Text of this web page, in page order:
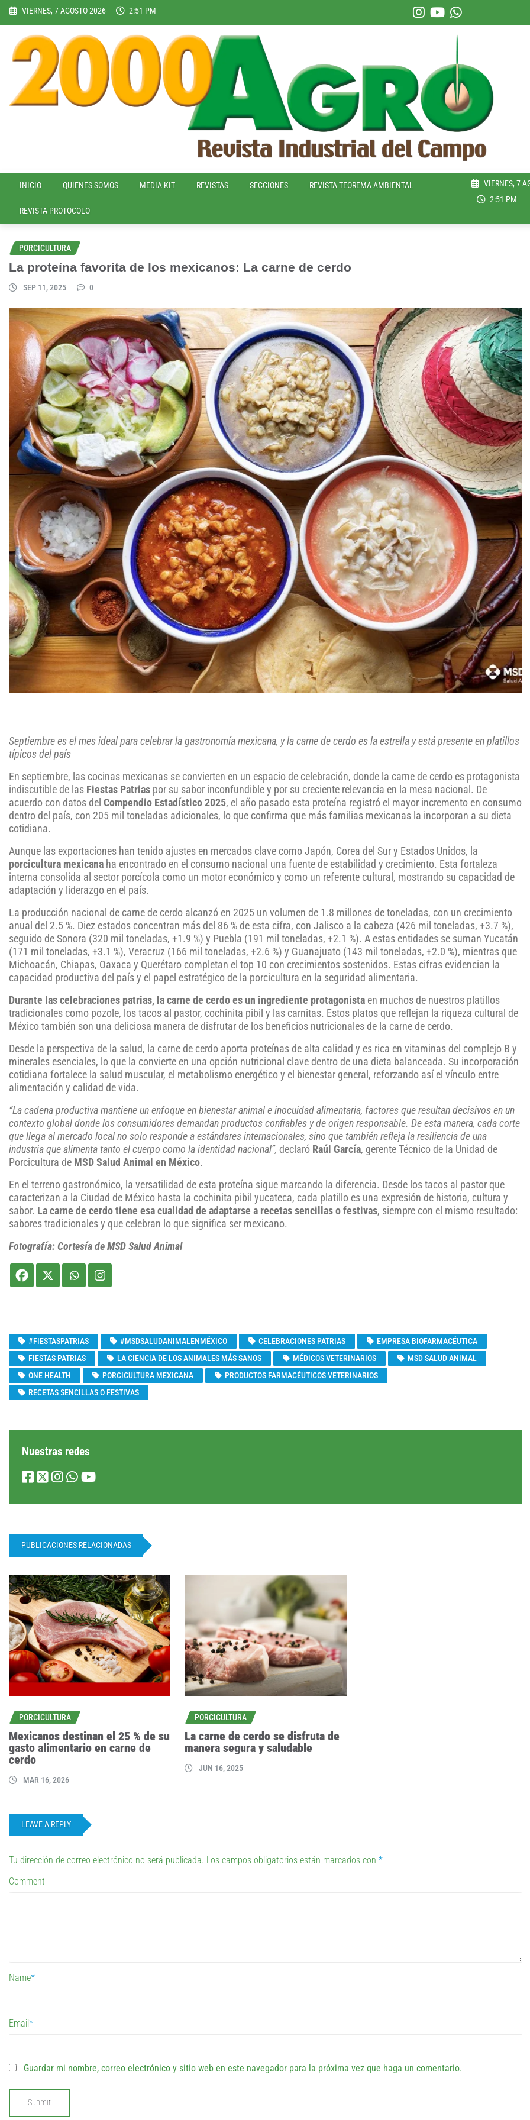
Skip
content
VIERNES, 7 AGOSTO 2026 2:51 PM
INICIO QUIENES SOMOS MEDIA KIT REVISTAS SECCIONES REVISTA TEOREMA AMBIENTAL
REVISTA PROTOCOLO
VIERNES, 7
2:51 PM
PORCICULTURA
La proteína favorita de los mexicanos: La carne de cerdo
SEP 11, 2025 0
Septiembre es el mes ideal para celebrar la gastronomía mexicana, y la carne de cerdo es la estrella y está presente en platillos
típicos del país
En septiembre, las cocinas mexicanas se convierten en un espacio de celebración, donde la carne de cerdo es protagonista
indiscutible de las Fiestas Patrias por su sabor inconfundible y por su creciente relevancia en la mesa nacional. De
acuerdo con datos del Compendio Estadístico 2025, el año pasado esta proteína registró el mayor incremento en consumo
dentro del país, con 205 mil toneladas adicionales, lo que confirma que más familias mexicanas la incorporan a su dieta
cotidiana.
Aunque las exportaciones han tenido ajustes en mercados clave como Japón, Corea del Sur y Estados Unidos, la
porcicultura mexicana ha encontrado en el consumo nacional una fuente de estabilidad y crecimiento. Esta fortaleza
interna consolida al sector porcícola como un motor económico y como un referente cultural, mostrando su capacidad de
adaptación y liderazgo en el país.
La producción nacional de carne de cerdo alcanzó en 2025 un volumen de 1.8 millones de toneladas, con un crecimiento
anual del 2.5 %. Diez estados concentran más del 86 % de esta cifra, con Jalisco a la cabeza (426 mil toneladas, +3.7 %),
seguido de Sonora (320 mil toneladas, +1.9 %) y Puebla (191 mil toneladas, +2.1 %). A estas entidades se suman Yucatán
(171 mil toneladas, +3.1 %), Veracruz (166 mil toneladas, +2.6 %) y Guanajuato (143 mil toneladas, +2.0 %), mientras que
Michoacán, Chiapas, Oaxaca y Querétaro completan el top 10 con crecimientos sostenidos. Estas cifras evidencian la
capacidad productiva del país y el papel estratégico de la porcicultura en la seguridad alimentaria.
Durante las celebraciones patrias, la carne de cerdo es un ingrediente protagonista en muchos de nuestros platillos
tradicionales como pozole, los tacos al pastor, cochinita pibil y las carnitas. Estos platos que reflejan la riqueza cultural de
México también son una deliciosa manera de disfrutar de los beneficios nutricionales de la carne de cerdo.
Desde la perspectiva de la salud, la carne de cerdo aporta proteínas de alta calidad y es rica en vitaminas del complejo B y
minerales esenciales, lo que la convierte en una opción nutricional clave dentro de una dieta balanceada. Su incorporación
cotidiana fortalece la salud muscular, el metabolismo energético y el bienestar general, reforzando así el vínculo entre
alimentación y calidad de vida.
“La cadena productiva mantiene un enfoque en bienestar animal e inocuidad alimentaria, factores que resultan decisivos en un
contexto global donde los consumidores demandan productos confiables y de origen responsable. De esta manera, cada corte
que llega al mercado local no solo responde a estándares internacionales, sino que también refleja la resiliencia de una
industria que alimenta tanto el cuerpo como la identidad nacional”, declaró Raúl García, gerente Técnico de la Unidad de
Porcicultura de MSD Salud Animal en México.
En el terreno gastronómico, la versatilidad de esta proteína sigue marcando la diferencia. Desde los tacos al pastor que
caracterizan a la Ciudad de México hasta la cochinita pibil yucateca, cada platillo es una expresión de historia, cultura y
sabor. La carne de cerdo tiene esa cualidad de adaptarse a recetas sencillas o festivas, siempre con el mismo resultado:
sabores tradicionales y que celebran lo que significa ser mexicano.
Fotografía: Cortesía de MSD Salud Animal
#FIESTASPATRIAS #MSDSALUDANIMALENMÉXICO CELEBRACIONES PATRIAS
EMPRESA BIOFARMACÉUTICA
FIESTAS PATRIAS
LA CIENCIA DE LOS ANIMALES MÁS SANOS MÉDICOS VETERINARIOS
MSD SALUD ANIMAL
ONE HEALTH
PORCICULTURA MEXICANA
PRODUCTOS FARMACÉUTICOS VETERINARIOS
RECETAS SENCILLAS O FESTIVAS
Nuestras redes
PUBLICACIONES RELACIONADAS
PORCICULTURA
Mexicanos destinan el 25 % de su
gasto alimentario en carne de
cerdo
MAR 16, 2026
PORCICULTURA
La carne de cerdo se disfruta de
manera segura y saludable
JUN 16, 2025
LEAVE A REPLY
Tu dirección de correo electrónico no será publicada. Los campos obligatorios están marcados con *
Comment
Name*
Email*
Guardar mi nombre, correo electrónico y sitio web en este navegador para la próxima vez que haga un comentario.